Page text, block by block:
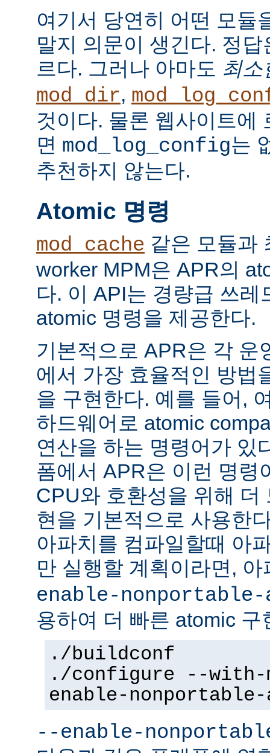
여기서 당연히 어떤 모듈
말지 의문이 생긴다. 정
르다. 그러나 아마도 최소
mod_dir,
것이다. 물론 웹사이트에
면 mod_log_config는
추천하지 않는다.
Atomic 명령
mod_cache 같은 모듈과
worker MPM은 APR의
다. 이 API는 경량급 쓰레
atomic 명령을 제공한다.
기본적으로 APR은 각 운
에서 가장 효율적인 방법
을 구현한다. 예를 들어,
하드웨어로 atomic
연산을 하는 명령어가 있
폼에서 APR은 이런 명령
CPU와 호환성을 위해 더
현을 기본적으로 사용한
아파치를 컴파일할때 아
만 실행할 계획이라면,
enable-nonportable-
용하여 더 빠른 atomic
./buildconf
./configure --with-
enable-nonportable-
--enable-